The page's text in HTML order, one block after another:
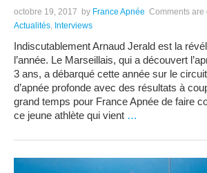
octobre 19, 2017 by France Apnée Comments are
Actualités, Interviews
Indiscutablement Arnaud Jerald est la
l’année. Le Marseillais, qui a découvert
3 ans, a débarqué cette année sur le
d’apnée profonde avec des résultats à
grand temps pour France Apnée de faire
ce jeune athlète qui vient …